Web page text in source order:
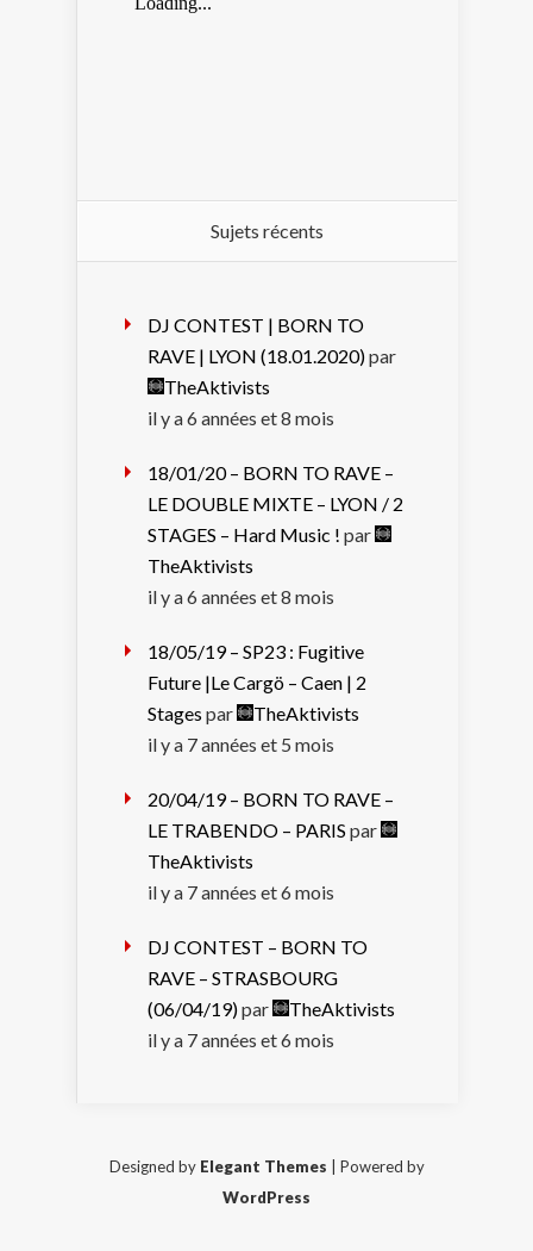
Sujets récents
DJ CONTEST | BORN TO
RAVE | LYON (18.01.2020)par
TheAktivists
il y a 6 années et 8 mois
18/01/20 – BORN TO RAVE –
LE DOUBLE MIXTE – LYON / 2
STAGES – Hard Music ! par
TheAktivists
il y a 6 années et 8 mois
18/05/19 – SP23 : Fugitive
Future |Le Cargö – Caen | 2
Stages par
TheAktivists
il y a 7 années et 5 mois
20/04/19 – BORN TO RAVE –
LE TRABENDO – PARIS par
TheAktivists
il y a 7 années et 6 mois
DJ CONTEST – BORN TO
RAVE – STRASBOURG
(06/04/19)par
TheAktivists
il y a 7 années et 6 mois
Designed by Elegant Themes | Powered by
WordPress